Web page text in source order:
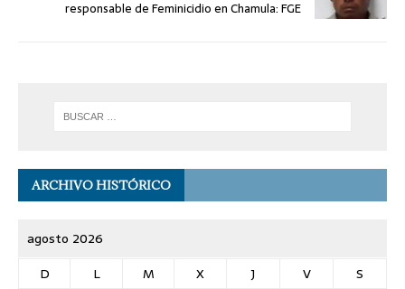
responsable de Feminicidio en Chamula: FGE
ARCHIVO HISTÓRICO
agosto 2026
D
L M X J V
S